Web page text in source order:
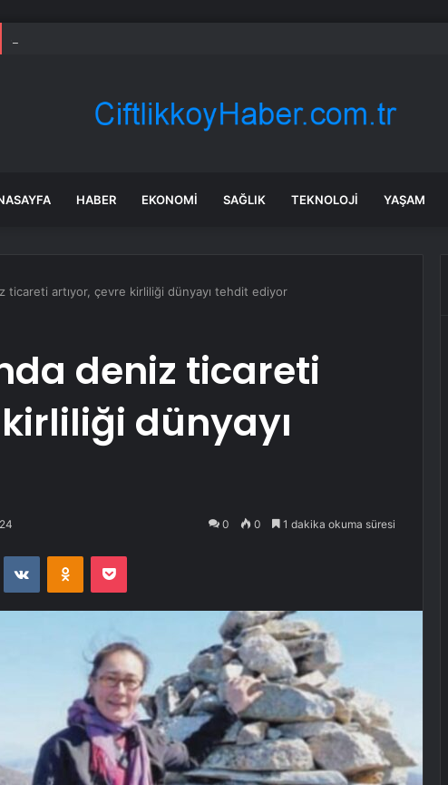
HABER EKONOMI SAĞLIK TEKNOLOJI YAŞAM
ticareti artıyor, çevre kirliliği dünyayı tehdit ediyor
deniz ticareti
dünyayı
0 0 1 dakika okuma süresi
VKontakteOdnoklassniki
Pocket